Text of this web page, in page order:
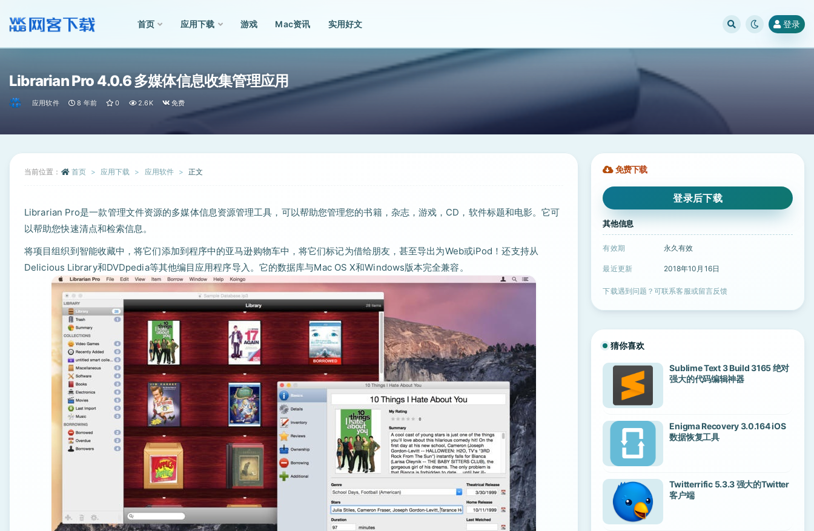
首页 应用下载 游戏 Mac资讯 实用好文 登录
Librarian Pro 4.0.6 多媒体信息收集管理应用
应用软件 8 年前 0 2.6K 免费
当前位置： 首页 应用下载 应用软件 正文
Librarian Pro是一款管理文件资源的多媒体信息资源管理工具，可以帮助您管理您的书籍，杂志，游戏，CD，软件标题和电影。它可
以帮助您快速清点和检索信息。
将项目组织到智能收藏中，将它们添加到程序中的亚马逊购物车中，将它们标记为借给朋友，甚至导出为Web或iPod！还支持从
Delicious Library和DVDpedia等其他编目应用程序导入。它的数据库与Mac OS X和Windows版本完全兼容。
免费下载
登录后下载
其他信息
有效期 永久有效
最近更新 2018年10月16日
下载遇到问题？可联系客服或留言反馈
猜你喜欢
Sublime Text 3 Build 3165 绝对
强大的代码编辑神器
Enigma Recovery 3.0.164 iOS
数据恢复工具
Twitterrific 5.3.3 强大的Twitter
客户端